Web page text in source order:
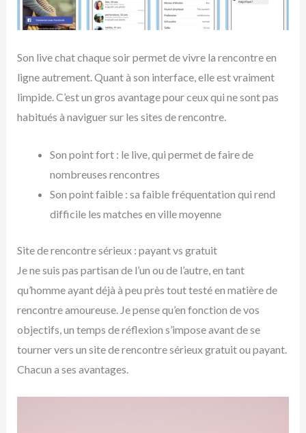
Son live chat chaque soir permet de vivre la rencontre en
ligne autrement. Quant à son interface, elle est vraiment
limpide. C’est un gros avantage pour ceux qui ne sont pas
habitués à naviguer sur les sites de rencontre.
Son point fort : le live, qui permet de faire de
nombreuses rencontres
Son point faible : sa faible fréquentation qui rend
difficile les matches en ville moyenne
Site de rencontre sérieux : payant vs gratuit
Je ne suis pas partisan de l’un ou de l’autre, en tant
qu’homme ayant déjà à peu près tout testé en matière de
rencontre amoureuse. Je pense qu’en fonction de vos
objectifs, un temps de réflexion s’impose avant de se
tourner vers un site de rencontre sérieux gratuit ou payant.
Chacun a ses avantages.